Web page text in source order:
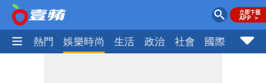
焦點 熱門 娛樂時尚 生活 政治 社會 國際 財經